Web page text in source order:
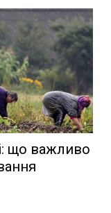
що важливо